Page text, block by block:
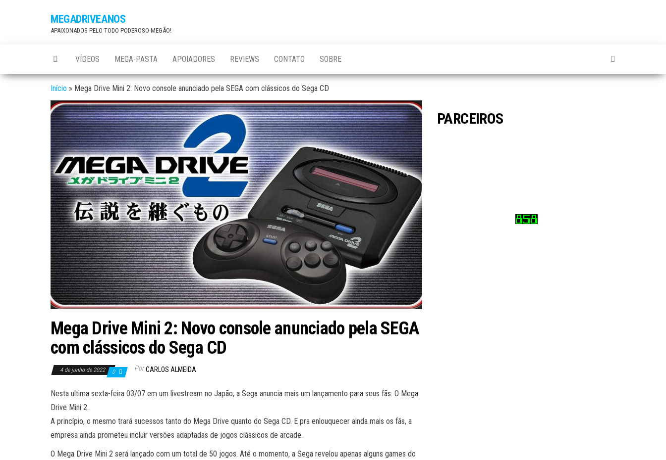
MEGADRIVEANOS
APAIXONADOS PELO TODO PODEROSO MEGÃO!
VÍDEOS MEGA-PASTA APOIADORES REVIEWS CONTATO SOBRE
Início » Mega Drive Mini 2: Novo console anunciado pela SEGA com clássicos do Sega CD
Mega Drive Mini 2: Novo console anunciado pela SEGA
com clássicos do Sega CD
4 de junho de 2022 0 Por CARLOS ALMEIDA
Nesta ultima sexta-feira 03/07 em um livestream no Japão, a Sega anuncia mais um lançamento para seus fãs: O Mega
Drive Mini 2.
A princípio, o mesmo trará sucessos tanto do Mega Drive quanto do Sega CD. E pra enlouquecer ainda mais os fãs, a
empresa ainda prometeu incluir versões adaptadas de jogos clássicos de arcade.
O Mega Drive Mini 2 será lançado com um total de 50 jogos. Até o momento, a Sega revelou apenas alguns games do
PARCEIROS